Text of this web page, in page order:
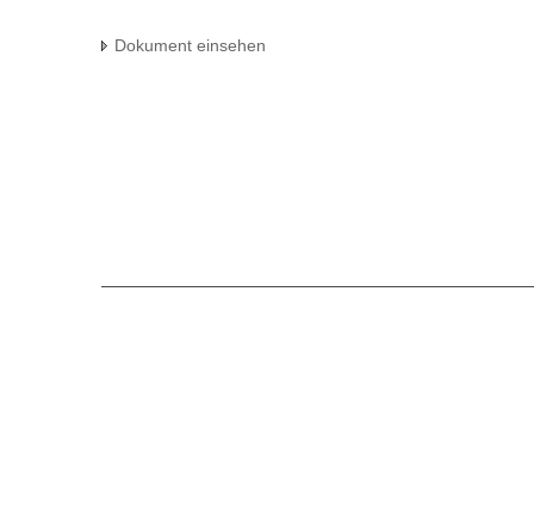
Dokument einsehen